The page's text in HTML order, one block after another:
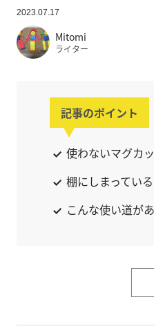
2023.07.17
Mitomi
ライター
記事のポイント
使わないマグカ
棚にしまってい
こんな使い道が